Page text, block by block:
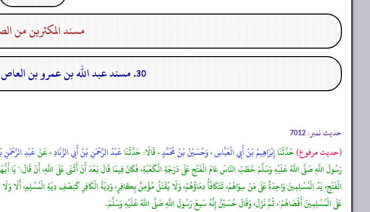
مسند المكثرين من
30. مسند عبد الله بن عمرو بن العاص رضي الله تعالى عنهما
حدیث نمبر: 7012
(حديث مرفوع)حَدَّثَنَاإِبْرَاهِيمُ بْنُ أَبِي الْعَبَّاسِ،وَحُسَيْنُ بْنُ مُحَمَّدٍ، قَالَا: حَدَّثَنَاعَبْدُ الرَّحْمَنِ بْنُ أَبِي الزِّنَادِ، عَنْعَبْدِ
رَسُولَ اللَّهِ صَلَّى اللَّهُ عَلَيْهِ وَسَلَّمَ خَطَبَ النَّاسَ عَامَ الْفَتْحِ عَلَى دَرَجَةِ الْكَعْبَةِ، فَكَانَ فِيمَا قَالَ بَعْدَ أَنْ أَثْنَى عَلَى اللَّهِ، أَنْ قَالَ:" يَا
الْفَتْحِ، يَدُ الْمُسْلِمِينَ وَاحِدَةٌ عَلَى مَنْ سِوَاهُمْ، تَتَكَافَأُ دِمَاؤُهُمْ، وَلَا يُقْتَلُ مُؤْمِنٌ بِكَافِرٍ، وَدِيَةُ الْكَافِرِ كَنِصْفِ دِيَةِ الْمُسْلِمِ، أَلَا
عَلَى الْمُسْلِمِينَ أَقْصَاهُمْ"، ثُمَّ نَزَلَ، وَقَالَ حُسَيْنٌ إِنَّهُ سَمِعَ رَسُولَ اللَّهِ صَلَّى اللَّهُ عَلَيْهِ وَسَلَّمَ.